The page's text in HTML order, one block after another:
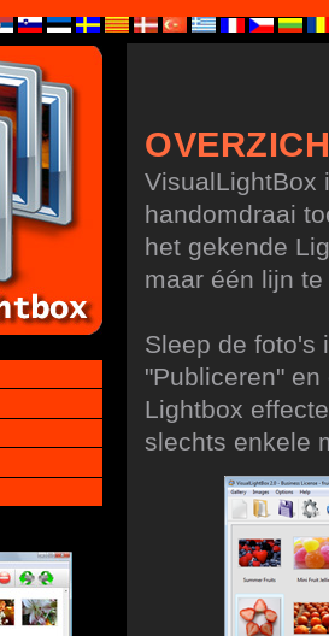
VisualLightBox
handomdraai
het gekende
maar één lijn
Sleep de foto's
"Publiceren"
Lightbox
slechts enkele